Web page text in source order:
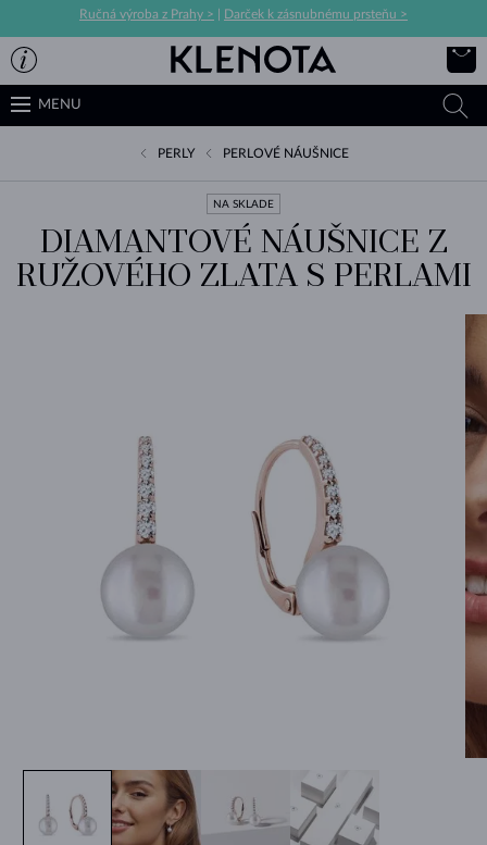
Ručná výroba z Prahy > Darček k zásnubnému prsteňu >
MENU
PERLY PERLOVÉ NÁUŠNICE
NA SKLADE
DIAMANTOVÉ NÁUŠNICE Z
RUŽOVÉHO ZLATA S PERLAMI